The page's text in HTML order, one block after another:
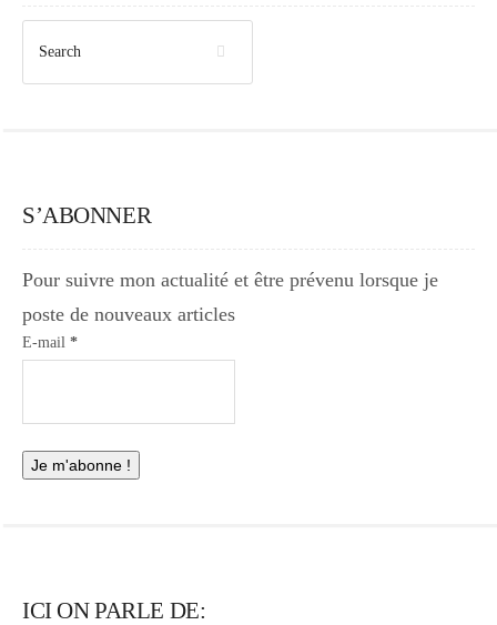
S’ABONNER
Pour suivre mon actualité et être prévenu lorsque je
poste de nouveaux articles
E-mail *
ICI ON PARLE DE: